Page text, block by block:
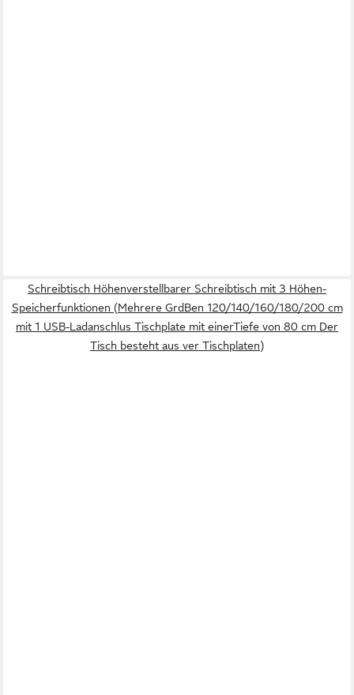
Schreibtisch Höhenverstellbarer Schreibtisch mit 3 Höhen-
Speicherfunktionen (Mehrere GrdBen 120/140/160/180/200 cm
mit 1 USB-Ladanschlus Tischplate mit einerTiefe von 80 cm Der
Tisch besteht aus ver Tischplaten)